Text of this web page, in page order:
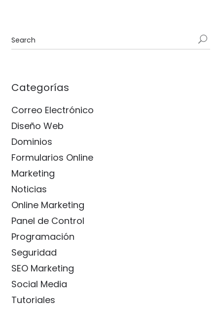
Categorías
Correo Electrónico
Diseño Web
Dominios
Formularios Online
Marketing
Noticias
Online Marketing
Panel de Control
Programación
Seguridad
SEO Marketing
Social Media
Tutoriales